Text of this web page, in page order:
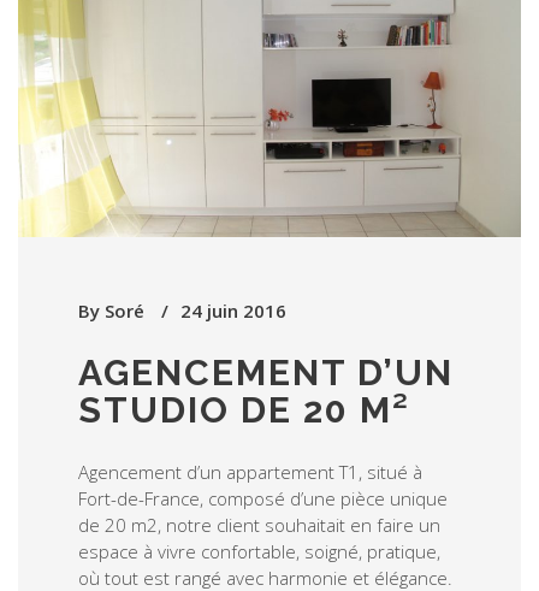
By Soré 24 juin 2016
AGENCEMENT D’UN
STUDIO DE 20 M²
Agencement d’un appartement T1, situé à
Fort-de-France, composé d’une pièce unique
de 20 m2, notre client souhaitait en faire un
espace à vivre confortable, soigné, pratique,
où tout est rangé avec harmonie et élégance.